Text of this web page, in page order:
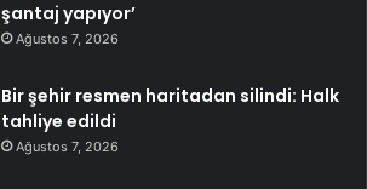
şantaj yapıyor’
Ağustos 7, 2026
Bir şehir resmen haritadan silindi: Halk
tahliye edildi
Ağustos 7, 2026